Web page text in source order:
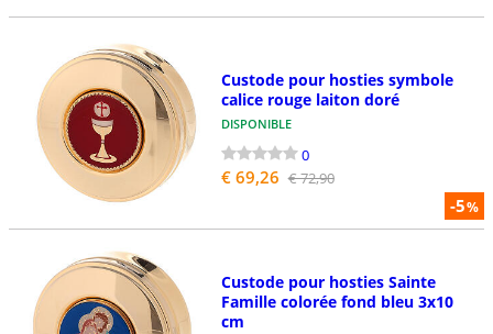
-5%
Custode pour hosties symbole
calice rouge laiton doré
DISPONIBLE
0
€ 69,26 € 72,90
Custode pour hosties Sainte
Famille colorée fond bleu 3x10
cm